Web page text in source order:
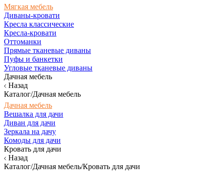
Мягкая мебель
Диваны-кровати
Кресла классические
Кресла-кровати
Оттоманки
Прямые тканевые диваны
Пуфы и банкетки
Угловые тканевые диваны
Дачная мебель
Назад
Каталог/Дачная мебель
Дачная мебель
Вешалка для дачи
Диван для дачи
Зеркала на дачу
Комоды для дачи
Кровать для дачи
Назад
Каталог/Дачная мебель/Кровать для дачи